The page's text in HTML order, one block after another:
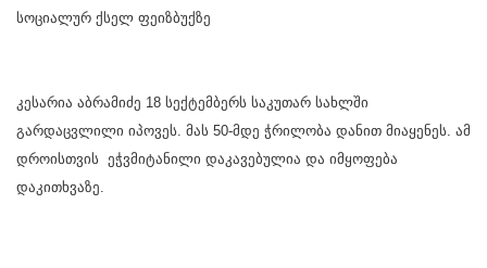
სოციალურ ქსელ ფეიზბუქზე
კესარია აბრამიძე 18 სექტემბერს საკუთარ სახლში
გარდაცვლილი იპოვეს. მას 50-მდე ჭრილობა დანით მიაყენეს. ამ
დროისთვის ეჭვმიტანილი დაკავებულია და იმყოფება
დაკითხვაზე.